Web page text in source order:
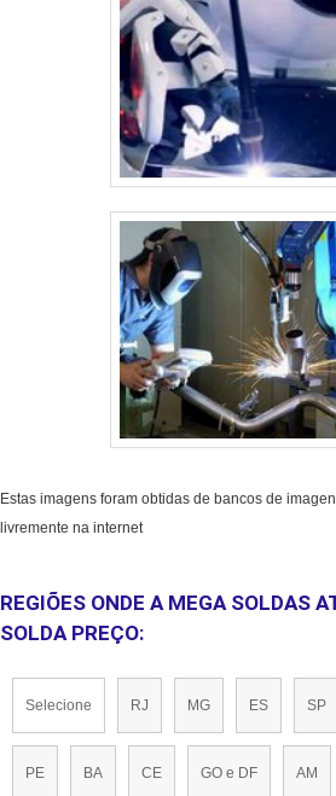
Estas imagens foram obtidas de bancos de
livremente na internet
REGIÕES ONDE A MEGA SOLDAS
SOLDA PREÇO:
Selecione RJ MG ES SP
PE BA CE GO e DF AM